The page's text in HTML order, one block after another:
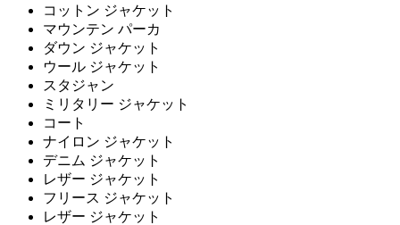
コットン ジャケット
マウンテン パーカ
ダウン ジャケット
ウール ジャケット
スタジャン
ミリタリー ジャケット
コート
ナイロン ジャケット
デニム ジャケット
レザー ジャケット
フリース ジャケット
レザー ジャケット